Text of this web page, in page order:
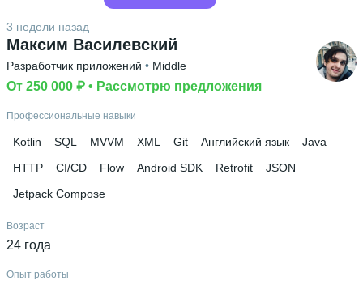
Максим Василевский
3 недели назад
Разработчик приложений • Middle
От 250 000 ₽ • Рассмотрю предложения
Профессиональные навыки
Kotlin SQL MVVM XML Git Английский язык
Java
HTTP
CI/CD Flow Android SDK Retrofit
JSON
Jetpack Compose
Возраст
24 года
Опыт работы